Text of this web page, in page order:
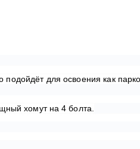
для освоения как
хомут на 4 болта.